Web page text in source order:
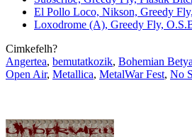
El Pollo Loco, Nikson, Greedy
Loxodrome (A), Greedy Fly,
Cimkefelh?
Angertea, bemutatkozik, Bohemian
Open Air, Metallica, MetalWar Fest, No